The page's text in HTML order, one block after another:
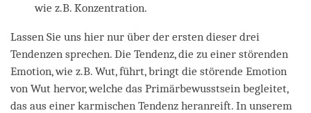
wie z.B. Konzentration.
Lassen Sie uns hier nur über der ersten dieser drei
Tendenzen sprechen. Die Tendenz, die zu einer störenden
Emotion, wie z.B. Wut, führt, bringt die störende Emotion
von Wut hervor, welche das Primärbewusstsein begleitet,
das aus einer karmischen Tendenz heranreift. In unserem